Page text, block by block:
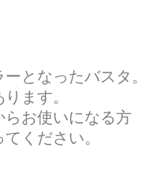
となったバスタ。
ます。
お使いになる方
ください。